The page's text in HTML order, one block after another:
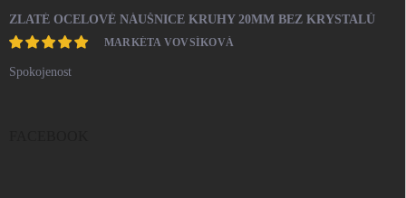
ZLATÉ OCELOVÉ NÁUŠNICE KRUHY 20MM BEZ KRYSTALŮ
MARKÉTA VOVSÍKOVÁ
Spokojenost